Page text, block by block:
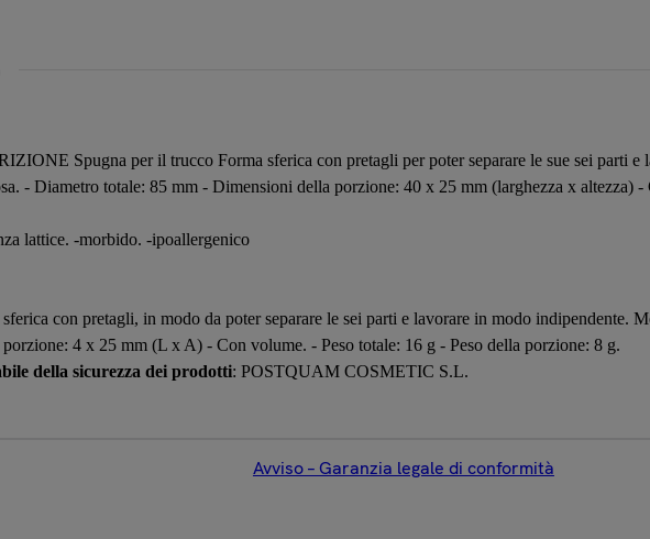
Spugna per il trucco Forma sferica con pretagli per poter separare le sue sei parti e
- Diametro totale: 85 mm - Dimensioni della porzione: 40 x 25 mm (larghezza x altezza) -
lattice. -morbido. -ipoallergenico
con pretagli, in modo da poter separare le sei parti e lavorare in modo indipendente.
4 x 25 mm (L x A) - Con volume. - Peso totale: 16 g - Peso della porzione: 8 g.
della sicurezza dei prodotti: POSTQUAM COSMETIC S.L.
Avviso – Garanzia legale di conformità